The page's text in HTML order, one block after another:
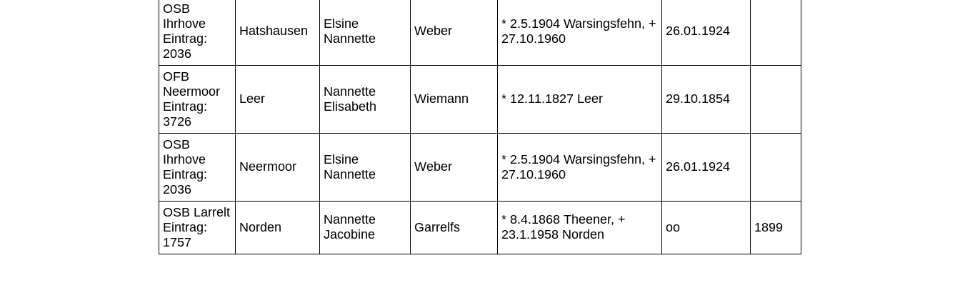
OSB
Ihrhove
Eintrag:
2036
Hatshausen
Elsine
Nannette
Weber
* 2.5.1904 Warsingsfehn, +
27.10.1960
26.01.1924
OFB
Neermoor
Eintrag:
3726
Leer
Nannette
Elisabeth
Wiemann * 12.11.1827 Leer 29.10.1854
OSB
Ihrhove
Eintrag:
2036
Neermoor
Elsine
Nannette
Weber
* 2.5.1904 Warsingsfehn, +
27.10.1960
26.01.1924
OSB Larrelt
Eintrag:
1757
Norden
Nannette
Jacobine
Garrelfs
* 8.4.1868 Theener, +
23.1.1958 Norden
oo 1899